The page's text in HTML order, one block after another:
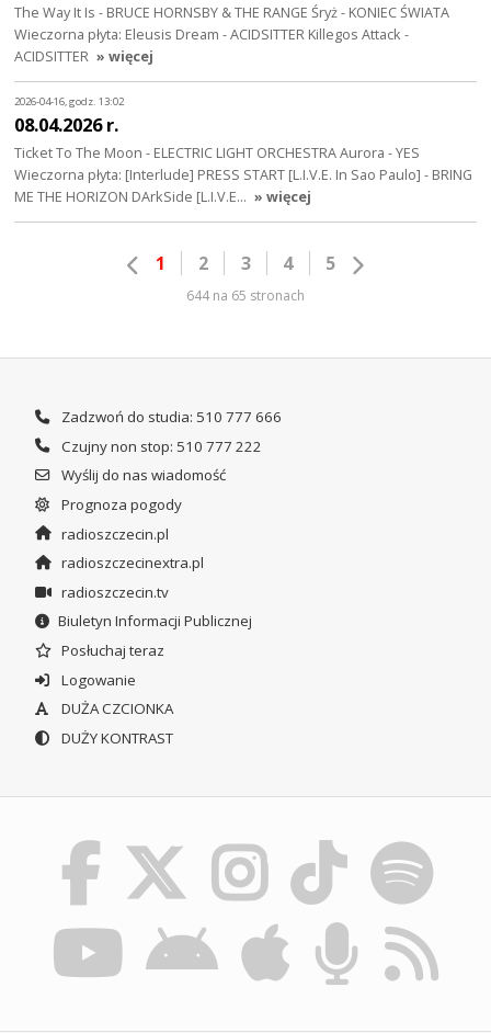
The Way It Is - BRUCE HORNSBY & THE RANGE Śryż - KONIEC ŚWIATA
Wieczorna płyta: Eleusis Dream - ACIDSITTER Killegos Attack -
ACIDSITTER » więcej
2026-04-16, godz. 13:02
08.04.2026 r.
Ticket To The Moon - ELECTRIC LIGHT ORCHESTRA Aurora - YES
Wieczorna płyta: [Interlude] PRESS START [L.I.V.E. In Sao Paulo] - BRING
ME THE HORIZON DArkSide [L.I.V.E… » więcej
1 2 3 4 5
644 na 65 stronach
Zadzwoń do studia: 510 777 666
Czujny non stop: 510 777 222
Wyślij do nas wiadomość
Prognoza pogody
radioszczecin.pl
radioszczecinextra.pl
radioszczecin.tv
Biuletyn Informacji Publicznej
Posłuchaj teraz
Logowanie
DUŻA CZCIONKA
DUŻY KONTRAST